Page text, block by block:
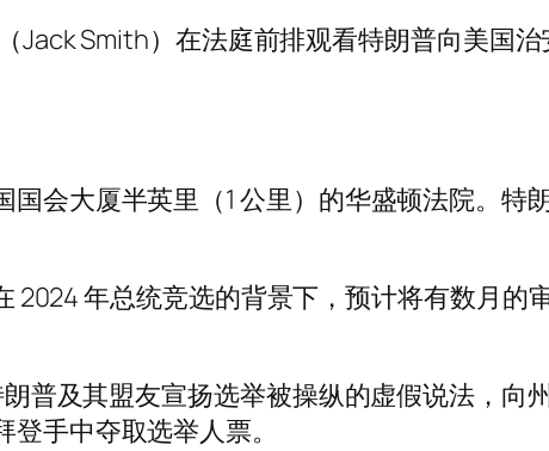
Jack Smith）在法庭前排观看特朗普向美国
会大厦半英里（1 公里）的华盛顿法院。特
2024 年总统竞选的背景下，预计将有数月的
普及其盟友宣扬选举被操纵的虚假说法，向
手中夺取选举人票。